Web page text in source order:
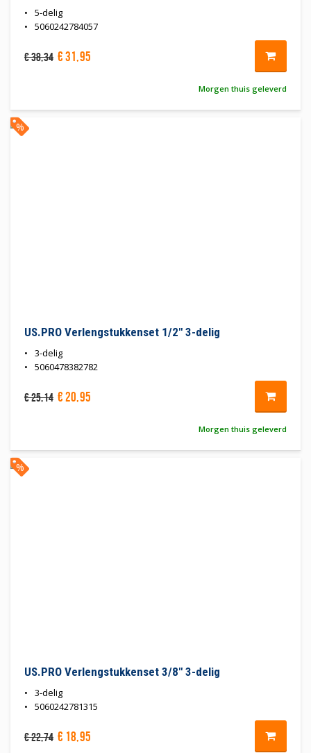
5-delig
5060242784057
€38,34 €31,95
Morgen thuis geleverd
US.PRO Verlengstukkenset 1/2" 3-delig
3-delig
5060478382782
€25,14 €20,95
Morgen thuis geleverd
%
US.PRO Verlengstukkenset 3/8" 3-delig
3-delig
5060242781315
€22,74 € 18,95
%